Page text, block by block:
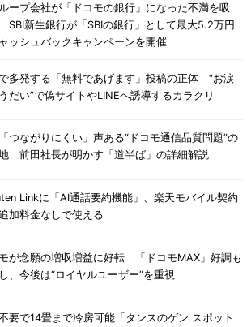
ープ会社が「ドコモの銀行」になった不満を吸
SBI新生銀行が「SBIの銀行」として最大5.2万円
ッシュバックキャンペーンを開催
多発する「無料であげます」投稿の正体 “お涙
だい”で偽サイトやLINEへ誘導するカラクリ
つながりにくい」声ある“ドコモ通信品質問題”の
前田社長が明かす「道半ば」の詳細解説
Linkに「AI通話要約機能」、楽天モバイル契約
加料金なしで使える
が念願の増収増益に好転 「ドコモMAX」好調も
、今後は“ロイヤルユーザー”を重視
要で14畳まで冷房可能「タンスのゲン スポット